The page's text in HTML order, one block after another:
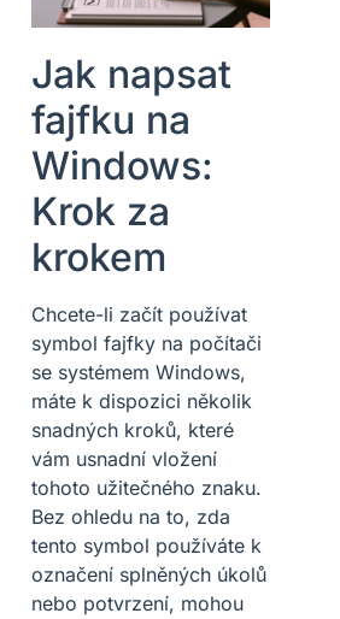
Jak napsat
fajfku na
Windows:
Krok za
krokem
Chcete-li začít používat
symbol fajfky na počítači
se systémem Windows,
máte k dispozici několik
snadných kroků, které
vám usnadní vložení
tohoto užitečného znaku.
Bez ohledu na to, zda
tento symbol používáte k
označení splněných úkolů
nebo potvrzení, mohou